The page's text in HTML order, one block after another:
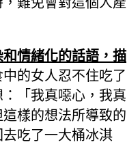
情緒化的話語，描
的女人忍不住吃了
「我真噁心，我真
樣的想法所導致的
吃了一大桶冰淇